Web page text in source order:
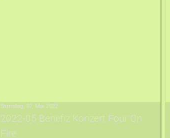
Samstag, 07. Mai 2022
2022-05 Benefiz Konzert Four On
Fire